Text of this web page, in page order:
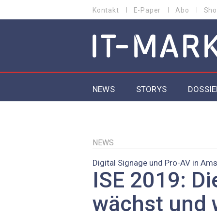
zum
MENU
Kontakt E-Paper Abo
MAIN NAVIGATION
NEWS STORYS
EU-
NEWS
Digital Signage und Pro-AV in
ISE 2019:
wächst und